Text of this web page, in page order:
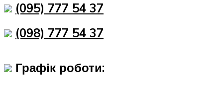
(095) 777 54 37
(098) 777 54 37
Графік роботи: